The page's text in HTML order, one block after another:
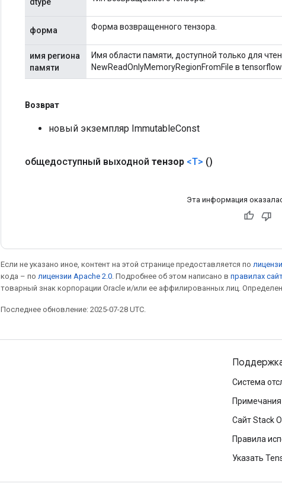
форма Форма возвращенного тензора.
имя региона
памяти
Имя области памяти, доступной только для
NewReadOnlyMemoryRegionFromFile в
Возврат
новый экземпляр ImmutableConst
общедоступный выходной тензор <T> ()
Эта информация
Если не указано иное, контент на этой странице предоставляется по
кода – по лицензии Apache 2.0 . Подробнее об этом написано в правилах
товарный знак корпорации Oracle и/или ее аффилированных лиц.
Последнее обновление: 2025-07-28 UTC.
Система
Сайт Stack
Правила
Указать